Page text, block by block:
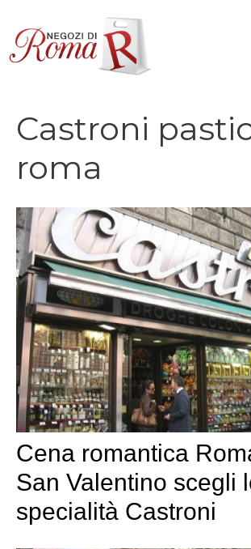
contenuto
Castroni
roma
Cena romantica
San Valentino scegli
specialità Castroni